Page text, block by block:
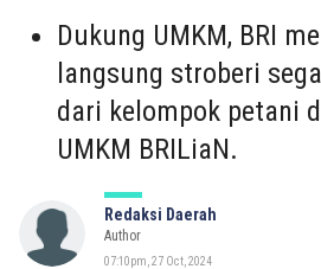
Dukung UMKM, BRI
langsung stroberi
dari kelompok petani
UMKM BRILiaN.
Redaksi Daerah
Author
07:10pm, 27 Oct, 2024